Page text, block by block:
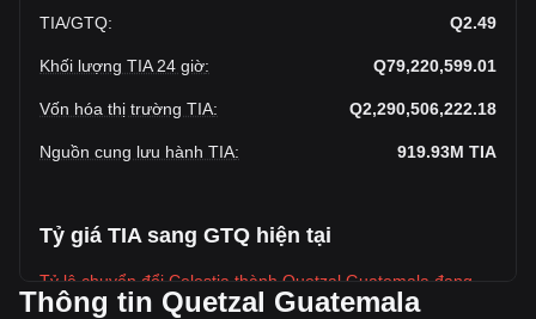
TIA/GTQ: Q2.49
Khối lượng TIA 24 giờ: Q79,220,599.01
Vốn hóa thị trường TIA: Q2,290,506,222.18
Nguồn cung lưu hành TIA: 919.93M TIA
Tỷ giá TIA sang GTQ hiện tại
Tỷ lệ chuyển đổi Celestia thành Quetzal Guatemala đang
giảm trong tuần này.
Thông tin Quetzal Guatemala